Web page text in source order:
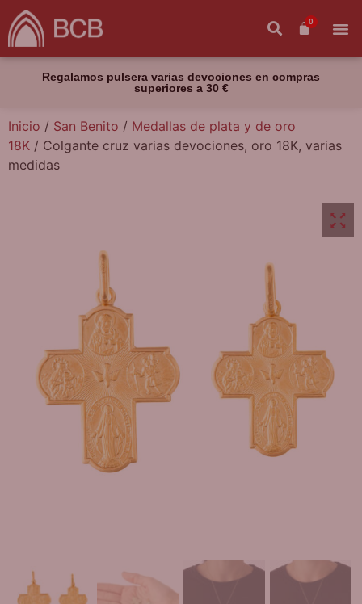
0
Regalamos pulsera varias devociones en compras
superiores a 30 €
Inicio / San Benito / Medallas de plata y de oro
18K / Colgante cruz varias devociones, oro 18K, varias
medidas